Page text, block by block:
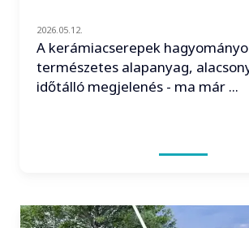
2026.05.12.
A kerámiacserepek
természetes alapanyag,
időtálló megjelenés - ma már ...